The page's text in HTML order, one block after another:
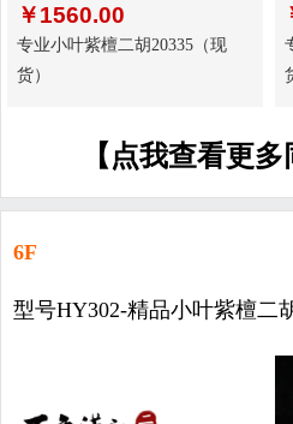
￥1560.00
专业小叶紫檀二胡20335（现
货）
【点我查看更多
6F
型号HY302-精品小叶紫檀二